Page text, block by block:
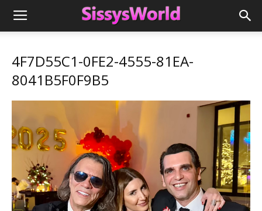
4F7D55C1-0FE2-4555-81EA-
8041B5F0F9B5